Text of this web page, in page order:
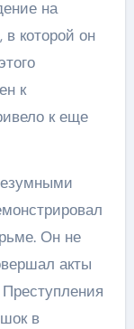
на
которой он
к
к еще
Он не
акты
в